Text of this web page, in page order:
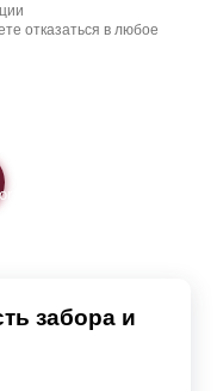
отказаться в любое
забора и